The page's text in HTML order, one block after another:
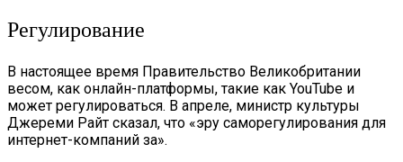
Регулирование
В настоящее время Правительство Великобритании
весом, как онлайн-платформы, такие как YouTube и
может регулироваться. В апреле, министр культуры
Джереми Райт сказал, что «эру саморегулирования для
интернет-компаний за».